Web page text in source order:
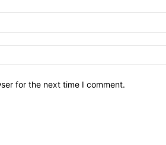
for the next time I comment.